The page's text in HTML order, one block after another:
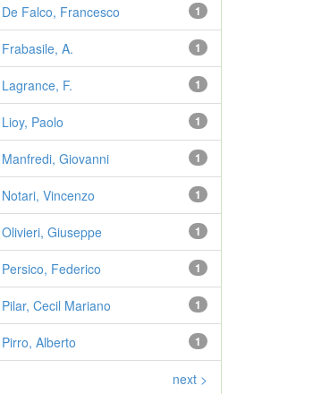
1
De Falco, Francesco
1
Frabasile, A.
1
Lagrance, F.
1
Lioy, Paolo
1
Manfredi, Giovanni
1
Notari, Vincenzo
1
Olivieri, Giuseppe
1
Persico, Federico
1
Pilar, Cecil Mariano
1
Pirro, Alberto
next >